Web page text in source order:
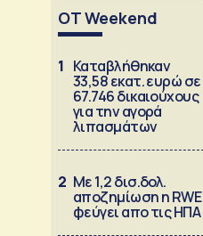
OT Weekend
1 Καταβλήθηκαν
33,58 εκατ. ευρώ σε
67.746 δικαιούχους
για την αγορά
λιπασμάτων
2 Με 1,2 δισ.δολ.
αποζημίωση η RWE
φεύγει απο τις ΗΠΑ